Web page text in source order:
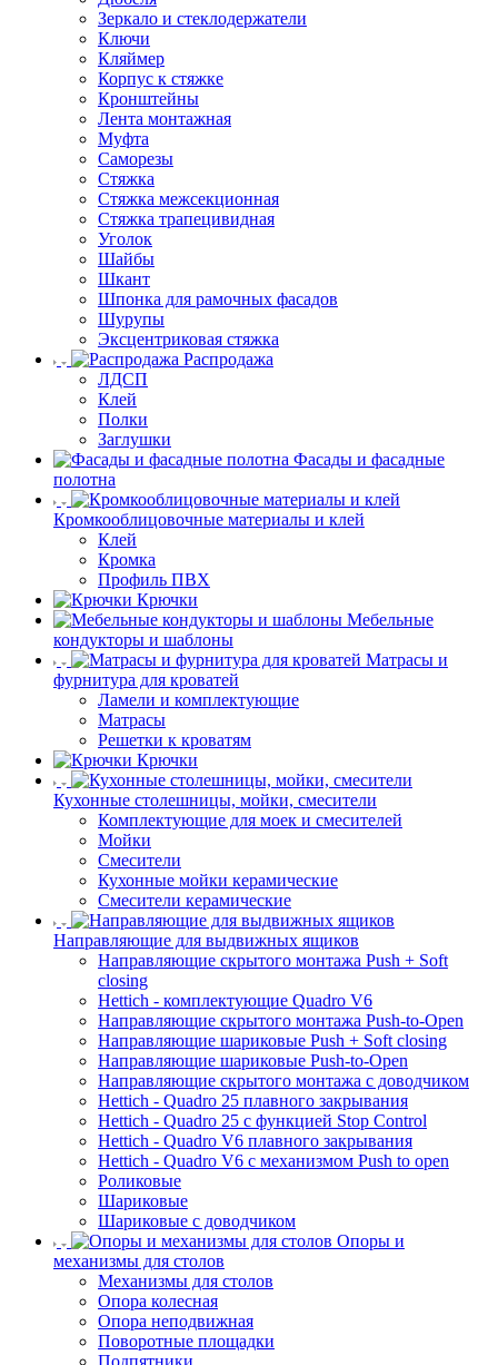
Зеркало и стеклодержатели
Ключи
Кляймер
Корпус к стяжке
Кронштейны
Лента монтажная
Муфта
Саморезы
Стяжка
Стяжка межсекционная
Стяжка трапецивидная
Уголок
Шайбы
Шкант
Шпонка для рамочных фасадов
Шурупы
Эксцентриковая стяжка
Распродажа
ЛДСП
Клей
Полки
Заглушки
Фасады и фасадные
полотна
Кромкооблицовочные материалы и клей
Клей
Кромка
Профиль ПВХ
Крючки
Мебельные
кондукторы и шаблоны
Матрасы и
фурнитура для кроватей
Ламели и комплектующие
Матрасы
Решетки к кроватям
Крючки
Кухонные столешницы, мойки, смесители
Комплектующие для моек и смесителей
Мойки
Смесители
Кухонные мойки керамические
Смесители керамические
Направляющие для выдвижных ящиков
Направляющие скрытого монтажа Push + Soft
closing
Hettich - комплектующие Quadro V6
Направляющие скрытого монтажа Push-to-Open
Направляющие шариковые Push + Soft closing
Направляющие шариковые Push-to-Open
Направляющие скрытого монтажа с доводчиком
Hettich - Quadro 25 плавного закрывания
Hettich - Quadro 25 с функцией Stop Control
Hettich - Quadro V6 плавного закрывания
Hettich - Quadro V6 с механизмом Push to open
Роликовые
Шариковые
Шариковые с доводчиком
Опоры и
механизмы для столов
Механизмы для столов
Опора колесная
Опора неподвижная
Поворотные площадки
Подпятники